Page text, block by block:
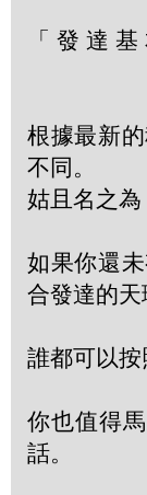
「 發 達 基
根據最新
不同。
姑且名之為
如果你還
合發達的天
誰都可以按
你也值得
話。